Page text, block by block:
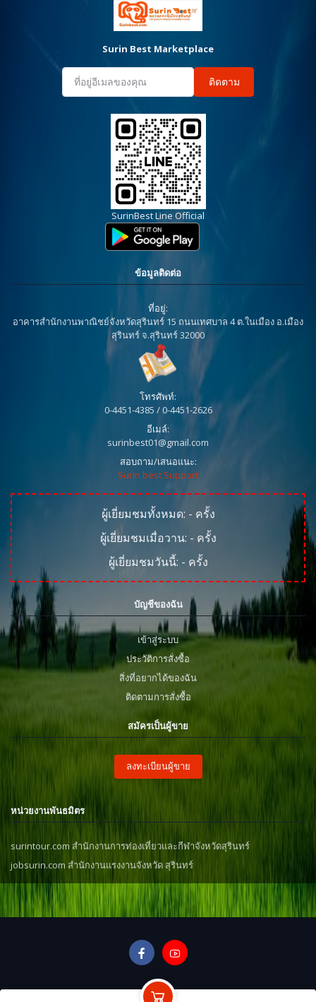
Surin Best Marketplace
ติดตาม
SurinBest Line Official
ข้อมูลติดต่อ
ที่อยู่:
อาคารสำนักงานพาณิชย์จังหวัดสุรินทร์ 15 ถนนเทศบาล 4 ต.ในเมือง อ.เมือง
สุรินทร์ จ.สุรินทร์ 32000
โทรศัพท์:
0-4451-4385 / 0-4451-2626
อีเมล์:
surinbest01@gmail.com
สอบถาม/เสนอแนะ:
Surin best Support
ผู้เยี่ยมชมทั้งหมด: - ครั้ง
ผู้เยี่ยมชมเมื่อวาน: - ครั้ง
ผู้เยี่ยมชมวันนี้: - ครั้ง
บัญชีของฉัน
เข้าสู่ระบบ
ประวัติการสั่งซื้อ
สิ่งที่อยากได้ของฉัน
ติดตามการสั่งซื้อ
สมัครเป็นผู้ขาย
ลงทะเบียนผู้ขาย
หน่วยงานพันธมิตร
surintour.com สำนักงานการท่องเที่ยวและกีฬาจังหวัดสุรินทร์
jobsurin.com สำนักงานแรงงานจังหวัด สุรินทร์